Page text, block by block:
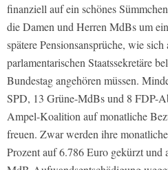
finanziell auf ein schönes
die Damen und Herren MdBs um
spätere Pensionsansprüche, wie
parlamentarischen Staatssekretäre
Bundestag angehören müssen.
SPD, 13 Grüne-MdBs und 8 FDP-
Ampel-Koalition auf monatliche
freuen. Zwar werden ihre
Prozent auf 6.786 Euro gekürzt und